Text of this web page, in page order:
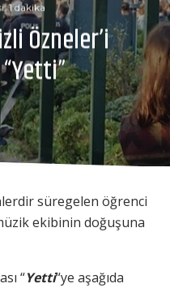
1 dakika
Özneler’i
süregelen öğrenci
ekibinin doğuşuna
“Yetti“ye aşağıda